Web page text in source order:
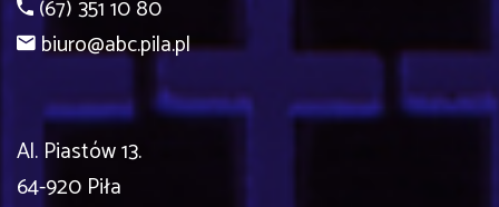
(67) 351 10 80
biuro@abc.pila.pl
Al. Piastów 13.
64-920 Piła